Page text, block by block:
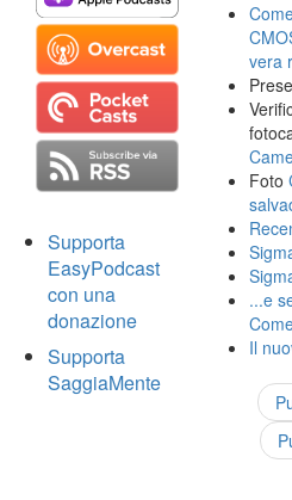
Supporta
EasyPodcast
con una
donazione
Supporta
SaggiaMente
vera
Foto
...e
Il